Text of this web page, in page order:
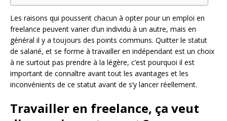
Les raisons qui poussent chacun à opter pour un emploi en
freelance peuvent varier d’un individu à un autre, mais en
général il y a toujours des points communs. Quitter le statut
de salarié, et se forme à travailler en indépendant est un choix
à ne surtout pas prendre à la légère, c’est pourquoi il est
important de connaître avant tout les avantages et les
inconvénients de ce statut avant de s’y lancer réellement.
Travailler en freelance, ça veut